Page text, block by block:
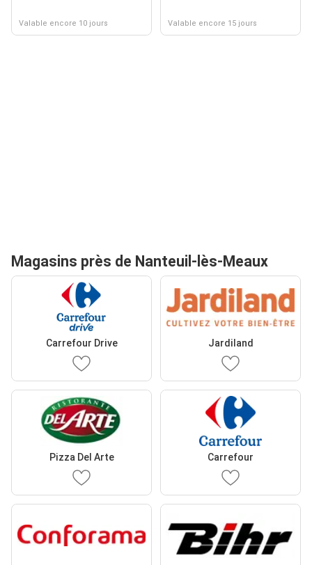
Valable encore 10 jours Valable encore 15 jours
Magasins près de Nanteuil-lès-Meaux
Carrefour Drive Jardiland
Pizza Del Arte Carrefour